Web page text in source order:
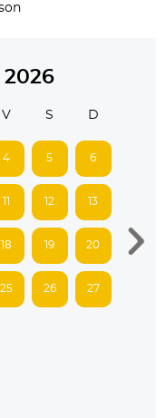
2026
V S D
4 5 6
11 12 13
18 19 20
25 26 27